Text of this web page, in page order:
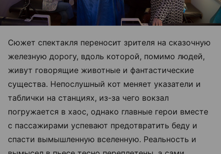
Сюжет спектакля переносит зрителя на сказочную
железную дорогу, вдоль которой, помимо людей,
живут говорящие животные и фантастические
существа. Непослушный кот меняет указатели и
таблички на станциях, из-за чего вокзал
погружается в хаос, однако главные герои вместе
с пассажирами успевают предотвратить беду и
спасти вымышленную вселенную. Реальность и